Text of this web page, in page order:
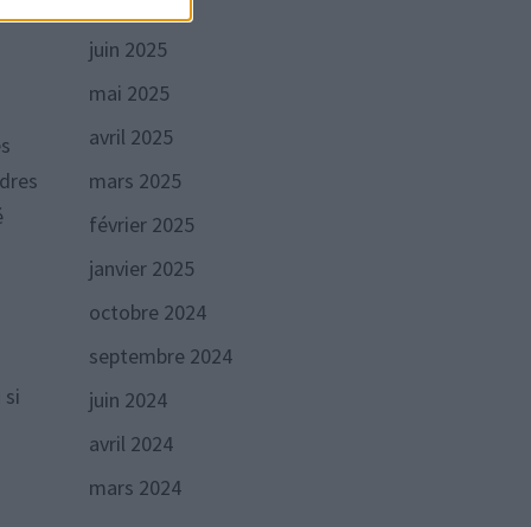
si
juin 2025
mai 2025
avril 2025
mars 2025
février 2025
janvier 2025
octobre 2024
septembre 2024
juin 2024
avril 2024
mars 2024